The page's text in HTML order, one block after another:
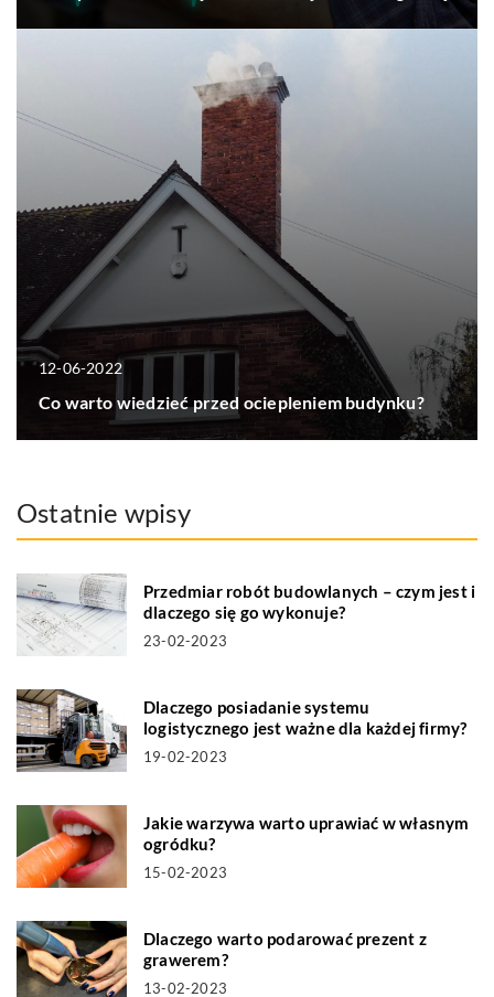
12-06-2022
Co warto wiedzieć przed ociepleniem budynku?
Ostatnie wpisy
Przedmiar robót budowlanych – czym jest i
dlaczego się go wykonuje?
23-02-2023
Dlaczego posiadanie systemu
logistycznego jest ważne dla każdej firmy?
19-02-2023
Jakie warzywa warto uprawiać w własnym
ogródku?
15-02-2023
Dlaczego warto podarować prezent z
grawerem?
13-02-2023